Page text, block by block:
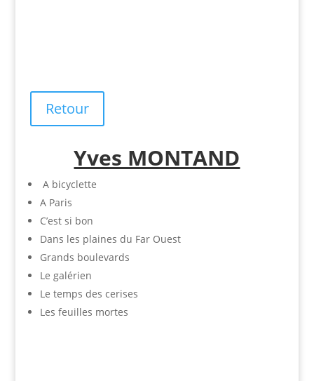
Retour
Yves MONTAND
A bicyclette
A Paris
C’est si bon
Dans les plaines du Far Ouest
Grands boulevards
Le galérien
Le temps des cerises
Les feuilles mortes